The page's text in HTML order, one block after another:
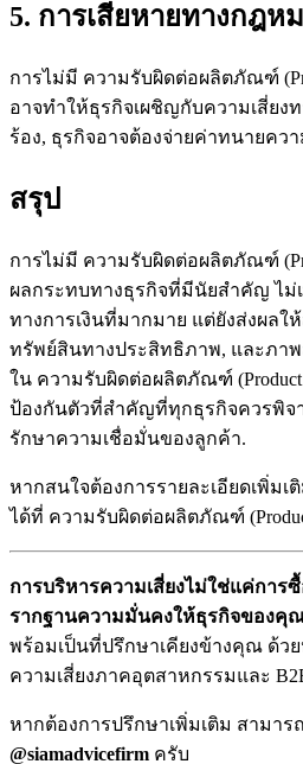
5. การเสียหายทางกฎห
การไม่มี ความรับผิดต่อผลิตภัณฑ์
อาจทำให้ธุรกิจเผชิญกับความเสี่ยง
ร้อง, ธุรกิจอาจต้องจ่ายค่าทนายคว
สรุป
การไม่มี ความรับผิดต่อผลิตภัณฑ์
ผลกระทบทางธุรกิจที่มีนัยสำคัญ ไม่
ทางการเงินที่มากมาย แต่ยังส่งผลใ
ทรัพย์สินทางประสิทธิภาพ, และภา
ใน ความรับผิดต่อผลิตภัณฑ์ (Product
ป้องกันตัวที่สำคัญที่ทุกธุรกิจควรพิจ
รักษาความเชื่อมั่นของลูกค้า.
หากสนใจต้องการรายละเอียดเพิ่มเ
ได้ที่ ความรับผิดต่อผลิตภัณฑ์
การบริหารความเสี่ยงไม่ใช่แค่การ
รากฐานความมั่นคงให้ธุรกิจของคุ
พร้อมเป็นที่ปรึกษาเคียงข้างคุณ ด้ว
ความเสี่ยงภาคอุตสาหกรรมและ
หากต้องการปรึกษาเพิ่มเติม สามาร
@siamadvicefirm ครับ